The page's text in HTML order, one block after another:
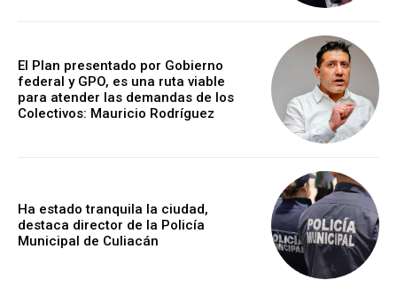
El Plan presentado por Gobierno
federal y GPO, es una ruta viable
para atender las demandas de los
Colectivos: Mauricio Rodríguez
Ha estado tranquila la ciudad,
destaca director de la Policía
Municipal de Culiacán